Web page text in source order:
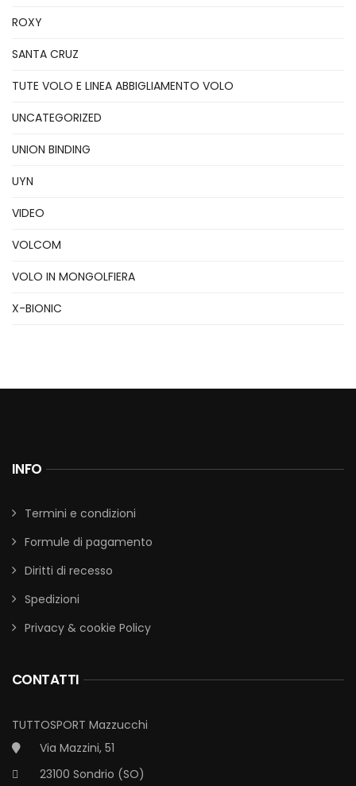
ROXY
SANTA CRUZ
TUTE VOLO E LINEA ABBIGLIAMENTO VOLO
UNCATEGORIZED
UNION BINDING
UYN
VIDEO
VOLCOM
VOLO IN MONGOLFIERA
X-BIONIC
INFO
Termini e condizioni
Formule di pagamento
Diritti di recesso
Spedizioni
Privacy & cookie Policy
CONTATTI
TUTTOSPORT Mazzucchi
Via Mazzini, 51
23100 Sondrio (SO)